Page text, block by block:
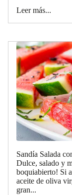
Leer más...
Sandía Salada
Dulce, salado y
boquiabierto! Si
aceite de oliva
gran...